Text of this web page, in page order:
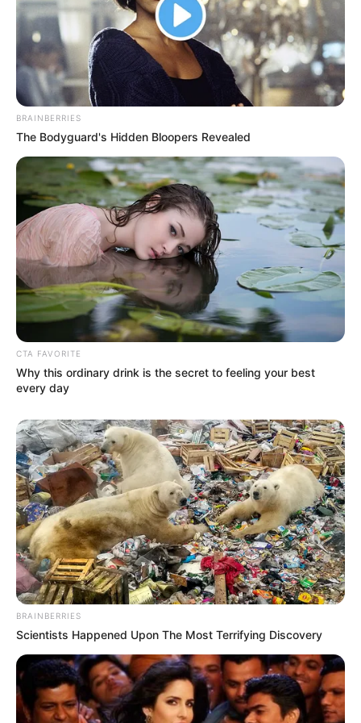
Serem! 9 Chat Ojek Online &
Pelanggan Ini Bikin Auto
Merinding
Bikin Ngakak, 10 Potret
Cosplay Murah Pakai Bahan
Seadanya
BRAINBERRIES
The Bodyguard's Hidden Bloopers Revealed
CTA FAVORITE
Why this ordinary drink is the secret to feeling your best
every day
BRAINBERRIES
Scientists Happened Upon The Most Terrifying Discovery